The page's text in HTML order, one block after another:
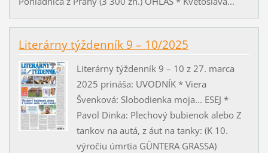
Literárny týždenník 9 – 10/2025
Literárny týždenník 9 – 10 z 27. marca
2025 prináša: UVODNÍK * Viera
Švenková: Slobodienka moja... ESEJ *
Pavol Dinka: Plechový bubienok alebo Z
tankov na autá, z áut na tanky: (K 10.
výročiu úmrtia GÜNTERA GRASSA)